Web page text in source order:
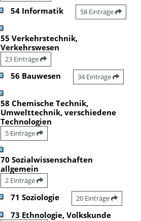
54 Informatik 58 Einträge
55 Verkehrstechnik,
Verkehrswesen
23 Einträge
56 Bauwesen 34 Einträge
58 Chemische Technik,
Umwelttechnik, verschiedene
Technologien
5 Einträge
70 Sozialwissenschaften
allgemein
2 Einträge
71 Soziologie 20 Einträge
73 Ethnologie, Volkskunde